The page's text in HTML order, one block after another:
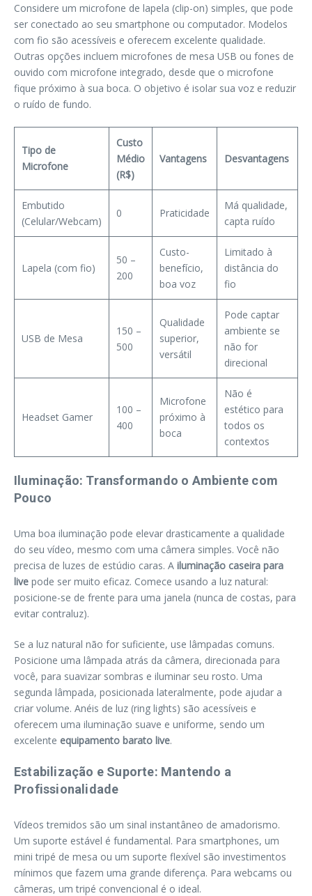
Considere um microfone de lapela (clip-on) simples, que pode
ser conectado ao seu smartphone ou computador. Modelos
com fio são acessíveis e oferecem excelente qualidade.
Outras opções incluem microfones de mesa USB ou fones de
ouvido com microfone integrado, desde que o microfone
fique próximo à sua boca. O objetivo é isolar sua voz e reduzir
o ruído de fundo.
Tipo de
Microfone
Custo
Médio
(R$)
Vantagens Desvantagens
Embutido
(Celular/Webcam)
0 Praticidade
Má qualidade,
capta ruído
Lapela (com fio)
50 –
200
Custo-
benefício,
boa voz
Limitado à
distância do
fio
USB de Mesa
150 –
500
Qualidade
superior,
versátil
Pode captar
ambiente se
não for
direcional
Headset Gamer
100 –
400
Microfone
próximo à
boca
Não é
estético para
todos os
contextos
Iluminação: Transformando o Ambiente com
Pouco
Uma boa iluminação pode elevar drasticamente a qualidade
do seu vídeo, mesmo com uma câmera simples. Você não
precisa de luzes de estúdio caras. A iluminação caseira para
live pode ser muito eficaz. Comece usando a luz natural:
posicione-se de frente para uma janela (nunca de costas, para
evitar contraluz).
Se a luz natural não for suficiente, use lâmpadas comuns.
Posicione uma lâmpada atrás da câmera, direcionada para
você, para suavizar sombras e iluminar seu rosto. Uma
segunda lâmpada, posicionada lateralmente, pode ajudar a
criar volume. Anéis de luz (ring lights) são acessíveis e
oferecem uma iluminação suave e uniforme, sendo um
excelente equipamento barato live.
Estabilização e Suporte: Mantendo a
Profissionalidade
Vídeos tremidos são um sinal instantâneo de amadorismo.
Um suporte estável é fundamental. Para smartphones, um
mini tripé de mesa ou um suporte flexível são investimentos
mínimos que fazem uma grande diferença. Para webcams ou
câmeras, um tripé convencional é o ideal.